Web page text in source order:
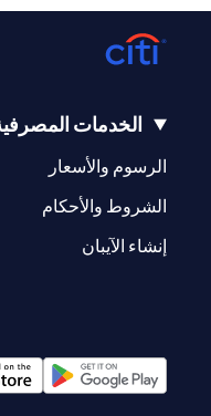
الخدمات
الرسوم والأسعار
الشروط والأحكام
إنشاء الآيبان